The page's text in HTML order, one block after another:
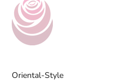
Oriental-Style